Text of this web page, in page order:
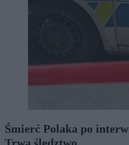
Śmierć Polaka po